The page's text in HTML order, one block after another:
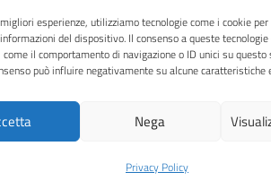
esperienze, utilizziamo tecnologie come i cookie
del dispositivo. Il consenso a queste
il comportamento di navigazione o ID unici su questo
può influire negativamente su alcune caratteristiche
Nega
Privacy Policy
sito